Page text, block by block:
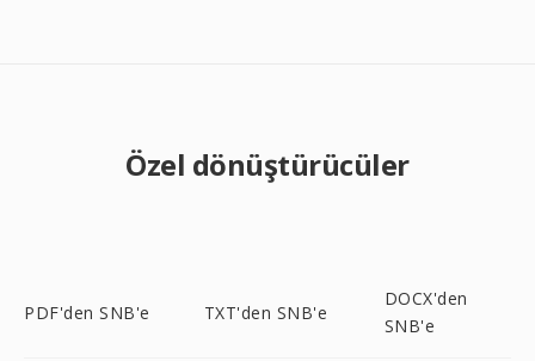
Özel dönüştürücüler
PDF'den SNB'e TXT'den SNB'e
DOCX'den
SNB'e